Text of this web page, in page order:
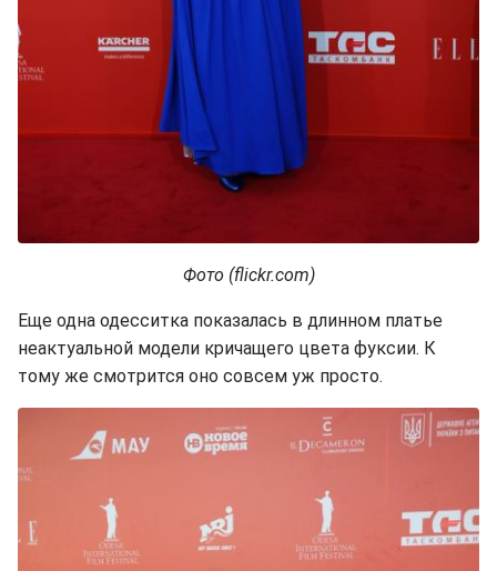
Фото (flickr.com)
Еще одна одесситка показалась в длинном платье
неактуальной модели кричащего цвета фуксии. К
тому же смотрится оно совсем уж просто.